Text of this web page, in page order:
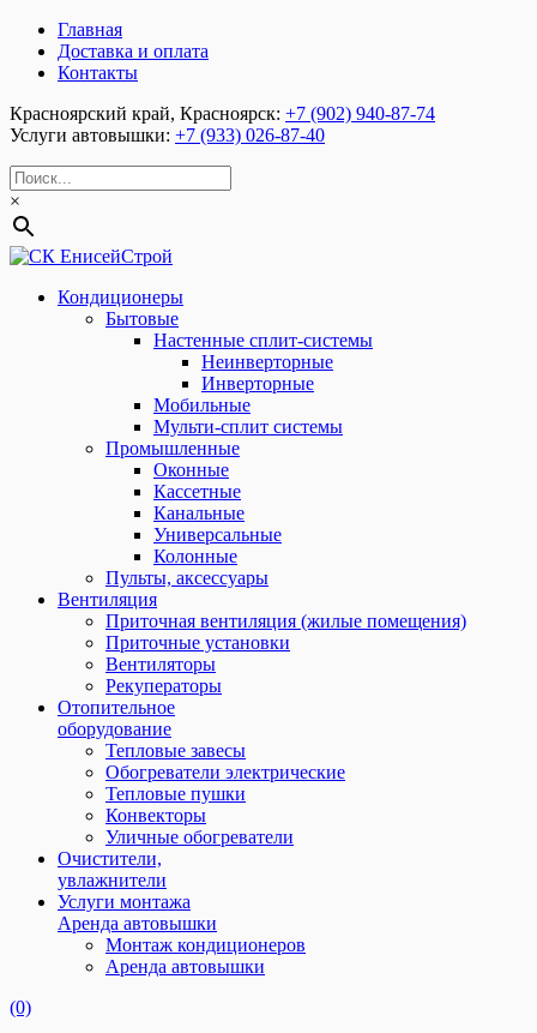
Главная
Доставка и оплата
Контакты
Красноярский край, Красноярск: +7 (902) 940-87-74
Услуги автовышки: +7 (933) 026-87-40
×
Кондиционеры
Бытовые
Настенные сплит-системы
Неинверторные
Инверторные
Мобильные
Мульти-сплит системы
Промышленные
Оконные
Кассетные
Канальные
Универсальные
Колонные
Пульты, аксессуары
Вентиляция
Приточная вентиляция (жилые помещения)
Приточные установки
Вентиляторы
Рекуператоры
Отопительное
оборудование
Тепловые завесы
Обогреватели электрические
Тепловые пушки
Конвекторы
Уличные обогреватели
Очистители,
увлажнители
Услуги монтажа
Аренда автовышки
Монтаж кондиционеров
Аренда автовышки
(0)